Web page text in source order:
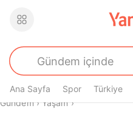
Ana Sayfa Spor Türkiye
Buradasın
Gündem› Yaşam›